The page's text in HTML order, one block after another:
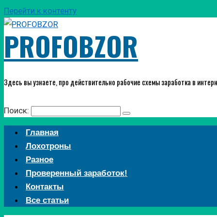
Перейти к контенту
PROFOBZOR
Здесь вы узнаете, про действительно рабочие схемы заработка в
Поиск:
Главная
Лохотроны
Разное
Проверенный заработок!
Контакты
Все статьи